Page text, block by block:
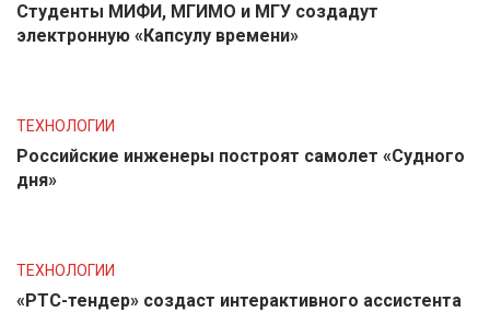
Студенты МИФИ, МГИМО и МГУ создадут
электронную «Капсулу времени»
ТЕХНОЛОГИИ
Российские инженеры построят самолет «Судного
дня»
ТЕХНОЛОГИИ
«РТС-тендер» создаст интерактивного ассистента